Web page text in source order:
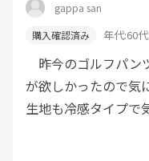
gappa san
年代:60代
昨今のゴルフパン
が欲しかったので気
生地も冷感タイプで